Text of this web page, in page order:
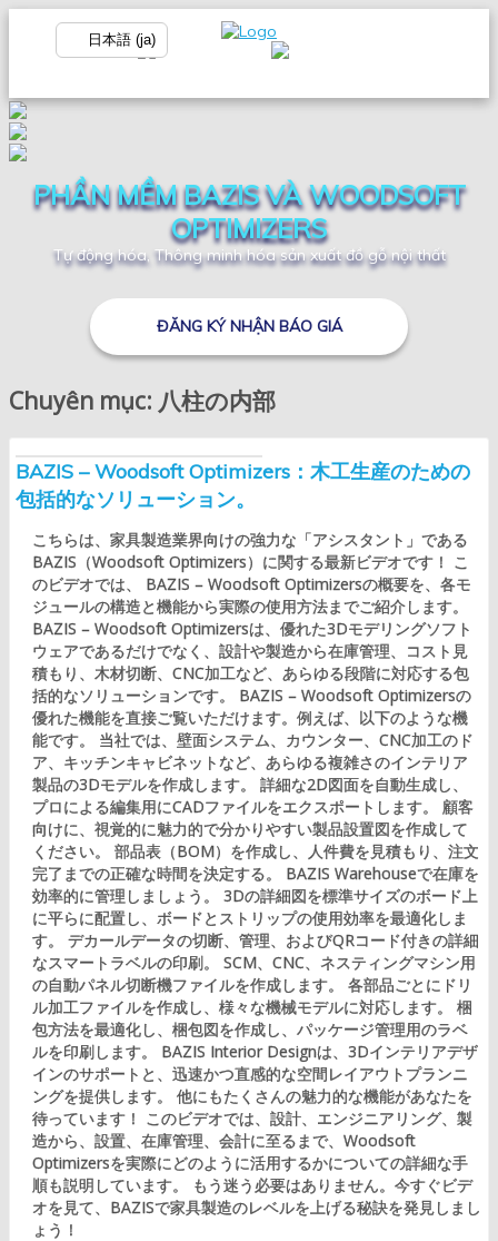
PHẦN MỀM BAZIS VÀ WOODSOFT
OPTIMIZERS
Tự động hóa, Thông minh hóa sản xuất đồ gỗ nội thất
ĐĂNG KÝ NHẬN BÁO GIÁ
Chuyên mục: 八柱の内部
BAZIS – Woodsoft Optimizers：木工生産のための
包括的なソリューション。
こちらは、家具製造業界向けの強力な「アシスタント」である
BAZIS（Woodsoft Optimizers）に関する最新ビデオです！ こ
のビデオでは、 BAZIS – Woodsoft Optimizersの概要を、各モ
ジュールの構造と機能から実際の使用方法までご紹介します。
BAZIS – Woodsoft Optimizersは、優れた3Dモデリングソフト
ウェアであるだけでなく、設計や製造から在庫管理、コスト見
積もり、木材切断、CNC加工など、あらゆる段階に対応する包
括的なソリューションです。 BAZIS – Woodsoft Optimizersの
優れた機能を直接ご覧いただけます。例えば、以下のような機
能です。 当社では、壁面システム、カウンター、CNC加工のド
ア、キッチンキャビネットなど、あらゆる複雑さのインテリア
製品の3Dモデルを作成します。 詳細な2D図面を自動生成し、
プロによる編集用にCADファイルをエクスポートします。 顧客
向けに、視覚的に魅力的で分かりやすい製品設置図を作成して
ください。 部品表（BOM）を作成し、人件費を見積もり、注文
完了までの正確な時間を決定する。 BAZIS Warehouseで在庫を
効率的に管理しましょう。 3Dの詳細図を標準サイズのボード上
に平らに配置し、ボードとストリップの使用効率を最適化しま
す。 デカールデータの切断、管理、およびQRコード付きの詳細
なスマートラベルの印刷。 SCM、CNC、ネスティングマシン用
の自動パネル切断機ファイルを作成します。 各部品ごとにドリ
ル加工ファイルを作成し、様々な機械モデルに対応します。 梱
包方法を最適化し、梱包図を作成し、パッケージ管理用のラベ
ルを印刷します。 BAZIS Interior Designは、3Dインテリアデザ
インのサポートと、迅速かつ直感的な空間レイアウトプランニ
ングを提供します。 他にもたくさんの魅力的な機能があなたを
待っています！ このビデオでは、設計、エンジニアリング、製
造から、設置、在庫管理、会計に至るまで、Woodsoft
Optimizersを実際にどのように活用するかについての詳細な手
順も説明しています。 もう迷う必要はありません。今すぐビデ
オを見て、BAZISで家具製造のレベルを上げる秘訣を発見しまし
ょう！
日本語 (ja)